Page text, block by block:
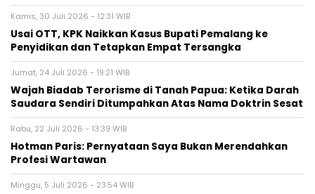
Kamis, 30 Juli 2026 - 12:31 WIB
Usai OTT, KPK Naikkan Kasus Bupati Pemalang ke
Penyidikan dan Tetapkan Empat Tersangka
Jumat, 24 Juli 2026 - 19:21 WIB
Wajah Biadab Terorisme di Tanah Papua: Ketika Darah
Saudara Sendiri Ditumpahkan Atas Nama Doktrin Sesat
Rabu, 22 Juli 2026 - 13:39 WIB
Hotman Paris: Pernyataan Saya Bukan Merendahkan
Profesi Wartawan
Minggu, 5 Juli 2026 - 23:54 WIB